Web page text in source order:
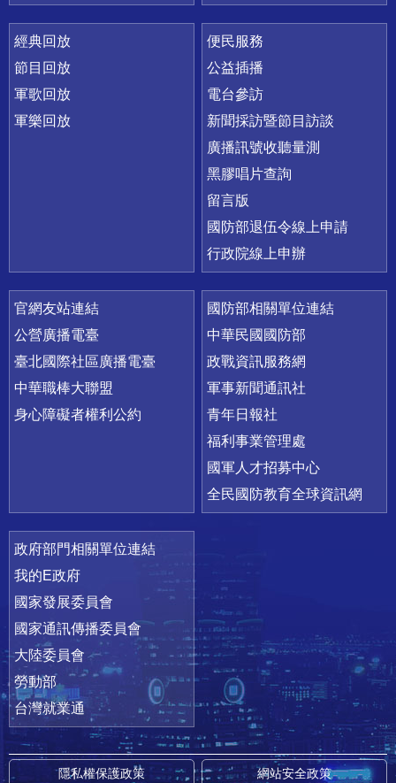
經典回放
節目回放
軍歌回放
軍樂回放
便民服務
公益插播
電台參訪
新聞採訪暨節目訪談
廣播訊號收聽量測
黑膠唱片查詢
留言版
國防部退伍令線上申請
行政院線上申辦
官網友站連結
公營廣播電臺
臺北國際社區廣播電臺
中華職棒大聯盟
身心障礙者權利公約
國防部相關單位連結
中華民國國防部
政戰資訊服務網
軍事新聞通訊社
青年日報社
福利事業管理處
國軍人才招募中心
全民國防教育全球資訊網
政府部門相關單位連結
我的E政府
國家發展委員會
國家通訊傳播委員會
大陸委員會
勞動部
台灣就業通
隱私權保護政策 網站安全政策